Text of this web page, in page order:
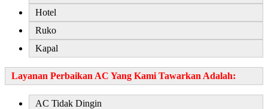
Hotel
Ruko
Kapal
Layanan Perbaikan AC Yang Kami Tawarkan Adalah:
AC Tidak Dingin